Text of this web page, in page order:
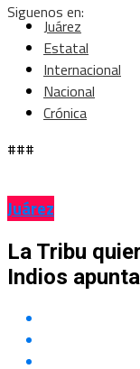
Siguenos en:
Juárez
Estatal
Internacional
Nacional
Crónica
###
Juárez
La Tribu
Indios